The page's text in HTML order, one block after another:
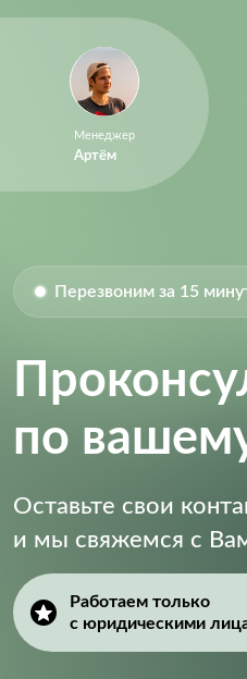
Supply Current:
Supply Voltage (DC):
Supply Voltage (Max):
Supply Voltage (Min):
Менеджер
Артём
Перезвоним за 15
по
Оставьте свои
и мы свяжемся с
Работаем только
с юридическими